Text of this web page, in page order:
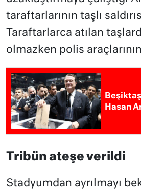
taraftarlarının taşlı
Taraftarlarca atılan
olmazken polis araçlarının
Hasan
Tribün ateşe verildi
Stadyumdan ayrılmayı